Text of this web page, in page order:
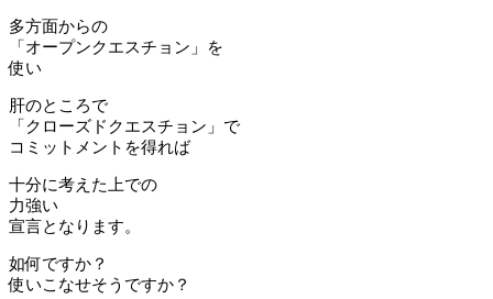
多方面からの
「オープンクエスチョン」を
使い
肝のところで
「クローズドクエスチョン」で
コミットメントを得れば
十分に考えた上での
力強い
宣言となります。
如何ですか？
使いこなせそうですか？